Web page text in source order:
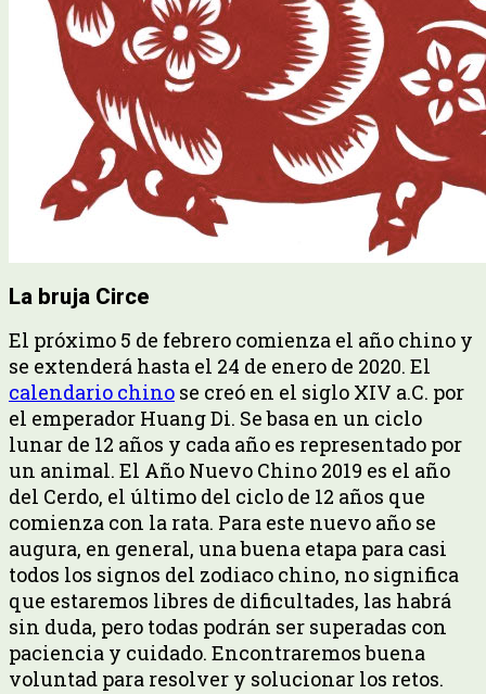
La bruja Circe
El próximo 5 de febrero comienza el año chino y
se extenderá hasta el 24 de enero de 2020. El
calendario chino se creó en el siglo XIV a.C. por
el emperador Huang Di. Se basa en un ciclo
lunar de 12 años y cada año es representado por
un animal. El Año Nuevo Chino 2019 es el año
del Cerdo, el último del ciclo de 12 años que
comienza con la rata. Para este nuevo año se
augura, en general, una buena etapa para casi
todos los signos del zodiaco chino, no significa
que estaremos libres de dificultades, las habrá
sin duda, pero todas podrán ser superadas con
paciencia y cuidado. Encontraremos buena
voluntad para resolver y solucionar los retos.